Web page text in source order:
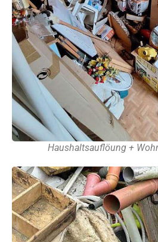
Haushaltsauflöung +